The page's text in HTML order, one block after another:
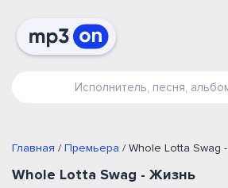
Главная / Премьера / Whole Lotta Swag
Whole Lotta Swag - Жизнь